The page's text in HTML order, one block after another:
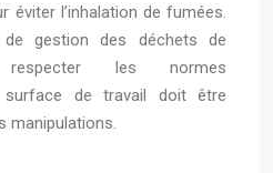
éviter l’inhalation de fumées.
gestion des déchets de
les normes
surface de travail doit être
manipulations.